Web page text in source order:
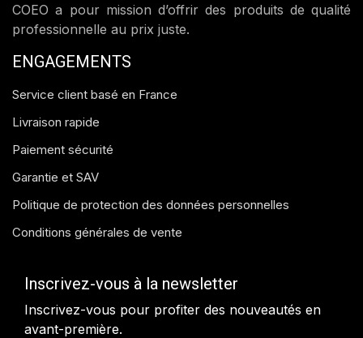
COEO a pour mission d’offrir des produits de qualité
professionnelle au prix juste.
ENGAGEMENTS
Service client basé en France
Livraison rapide
Paiement sécurité
Garantie et SAV
Politique de protection des données personnelles
Conditions générales de vente
Inscrivez-vous à la newsletter
Inscrivez-vous pour profiter des nouveautés en
avant-première.